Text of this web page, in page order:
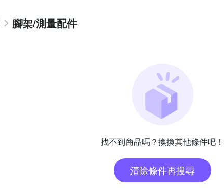
腳架/測量配件
找不到商品嗎？換換其他條件吧！
清除條件再搜尋